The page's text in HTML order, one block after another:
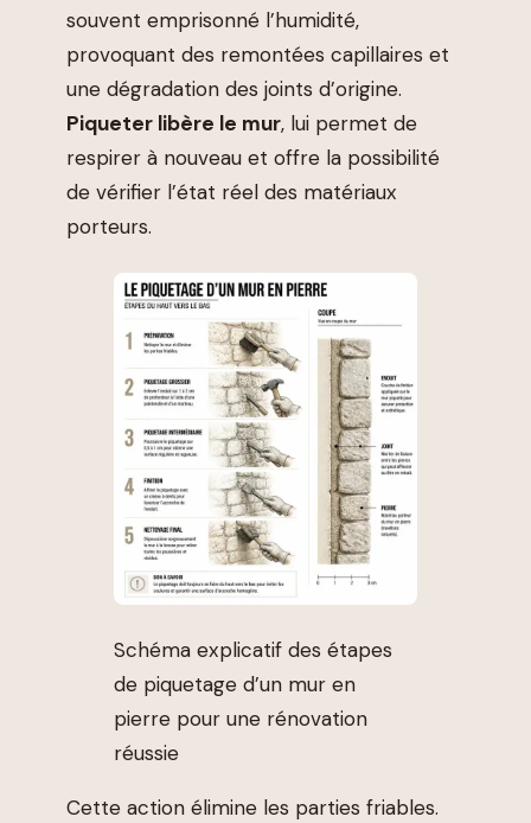
souvent emprisonné l’humidité,
provoquant des remontées capillaires et
une dégradation des joints d’origine.
Piqueter libère le mur, lui permet de
respirer à nouveau et offre la possibilité
de vérifier l’état réel des matériaux
porteurs.
Schéma explicatif des étapes
de piquetage d’un mur en
pierre pour une rénovation
réussie
Cette action élimine les parties friables.